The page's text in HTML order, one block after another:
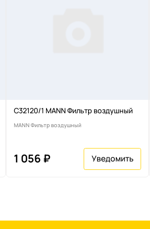
C32120/1 MANN Фильтр воздушный
MANN Фильтр воздушный
1 056 ₽